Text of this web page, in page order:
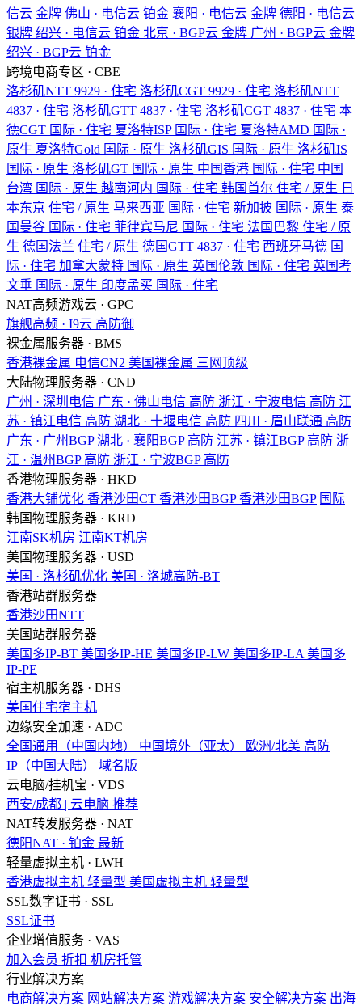
信云 金牌 佛山 · 电信云 铂金 襄阳 · 电信云 金牌 德阳 · 电信云
银牌 绍兴 · 电信云 铂金 北京 · BGP云 金牌 广州 · BGP云 金牌
绍兴 · BGP云 铂金
跨境电商专区 · CBE
洛杉矶NTT 9929 · 住宅 洛杉矶CGT 9929 · 住宅 洛杉矶NTT
4837 · 住宅 洛杉矶GTT 4837 · 住宅 洛杉矶CGT 4837 · 住宅 本
德CGT 国际 · 住宅 夏洛特ISP 国际 · 住宅 夏洛特AMD 国际 ·
原生 夏洛特Gold 国际 · 原生 洛杉矶GIS 国际 · 原生 洛杉矶IS
国际 · 原生 洛杉矶GT 国际 · 原生 中国香港 国际 · 住宅 中国
台湾 国际 · 原生 越南河内 国际 · 住宅 韩国首尔 住宅 / 原生 日
本东京 住宅 / 原生 马来西亚 国际 · 住宅 新加披 国际 · 原生 泰
国曼谷 国际 · 住宅 菲律宾马尼 国际 · 住宅 法国巴黎 住宅 / 原
生 德国法兰 住宅 / 原生 德国GTT 4837 · 住宅 西班牙马德 国
际 · 住宅 加拿大蒙特 国际 · 原生 英国伦敦 国际 · 住宅 英国考
文垂 国际 · 原生 印度孟买 国际 · 住宅
NAT高频游戏云 · GPC
旗舰高频 · I9云 高防御
裸金属服务器 · BMS
香港裸金属 电信CN2 美国裸金属 三网顶级
大陆物理服务器 · CND
广州 · 深圳电信 广东 · 佛山电信 高防 浙江 · 宁波电信 高防 江
苏 · 镇江电信 高防 湖北 · 十堰电信 高防 四川 · 眉山联通 高防
广东 · 广州BGP 湖北 · 襄阳BGP 高防 江苏 · 镇江BGP 高防 浙
江 · 温州BGP 高防 浙江 · 宁波BGP 高防
香港物理服务器 · HKD
香港大铺优化 香港沙田CT 香港沙田BGP 香港沙田BGP|国际
韩国物理服务器 · KRD
江南SK机房 江南KT机房
美国物理服务器 · USD
美国 · 洛杉矶优化 美国 · 洛城高防-BT
香港站群服务器
香港沙田NTT
美国站群服务器
美国多IP-BT 美国多IP-HE 美国多IP-LW 美国多IP-LA 美国多
IP-PE
宿主机服务器 · DHS
美国住宅宿主机
边缘安全加速 · ADC
全国通用（中国内地）
中国境外（亚太） 欧洲/北美 高防
IP（中国大陆）
域名版
云电脑/挂机宝 · VDS
西安/成都 | 云电脑 推荐
NAT转发服务器 · NAT
德阳NAT · 铂金 最新
轻量虚拟主机 · LWH
香港虚拟主机 轻量型 美国虚拟主机 轻量型
SSL数字证书 · SSL
SSL证书
企业增值服务 · VAS
加入会员 折扣 机房托管
行业解决方案
电商解决方案 网站解决方案 游戏解决方案 安全解决方案 出海